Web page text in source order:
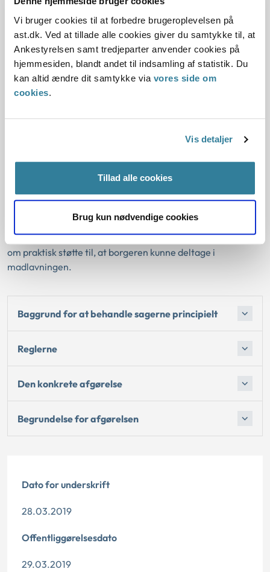
Vi bruger cookies til at forbedre brugeroplevelsen på
ast.dk. Ved at tillade alle cookies giver du samtykke til, at
Ankestyrelsen samt tredjeparter anvender cookies på
hjemmesiden, blandt andet til indsamling af statistik. Du
kan altid ændre dit samtykke via vores side om
cookies.
Vis detaljer
Tillad alle cookies
Brug kun nødvendige cookies
kan kommunen maksimalt kræve 3.685 kr. pr. måned (2019
niveau) for madserviceordning med fuld forplejning for
Kun omkostninger forbundet med madserviceordningen
må medregnes i borgernes egenbetaling.
I den konkrete sag havde borgeren fået afslag på støtte til
kommunen vurderede, at borgeren ikke var motiveret.
Ankestyrelsen vurderede, at borgeren havde mulighed for
at kunne deltage i madlavningen, og støtten kunne bidrage
væsentlige følger af borgerens funktionsevne. Kommunen
skulle derfor tilbyde borgeren støtte efter bestemmelsen
om praktisk støtte til, at borgeren kunne deltage i
madlavningen.
Baggrund for at behandle sagerne principielt
Reglerne
Den konkrete afgørelse
Begrundelse for afgørelsen
Dato for underskrift
28.03.2019
Offentliggørelsesdato
29.03.2019